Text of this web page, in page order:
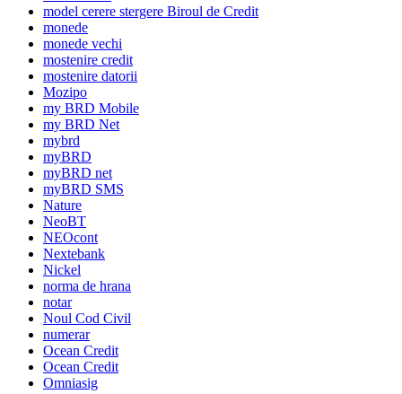
model cerere stergere Biroul de Credit
monede
monede vechi
mostenire credit
mostenire datorii
Mozipo
my BRD Mobile
my BRD Net
mybrd
myBRD
myBRD net
myBRD SMS
Nature
NeoBT
NEOcont
Nextebank
Nickel
norma de hrana
notar
Noul Cod Civil
numerar
Ocean Credit
Ocean Credit
Omniasig